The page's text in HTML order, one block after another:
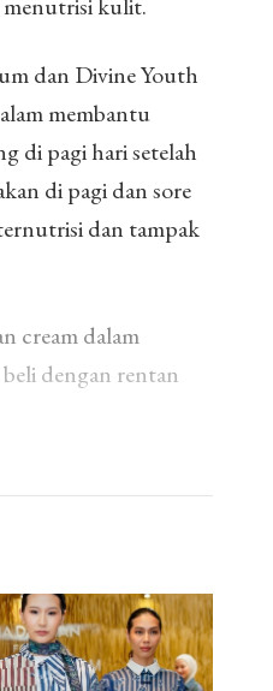
dan Divine Youth
membantu
di pagi hari setelah
di pagi dan sore
dan tampak
cream dalam
dengan rentan